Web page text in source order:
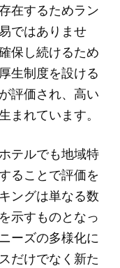
在するためラン
ではありませ
保し続けるため
生制度を設ける
評価され、高い
まれています。
テルでも地域特
ることで評価を
ングは単なる数
示すものとなっ
ーズの多様化に
だけでなく新た